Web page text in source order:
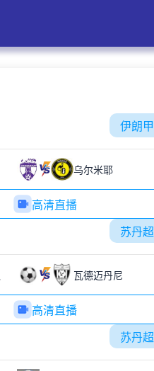
伊朗甲
乌尔米耶
高清直播
苏丹超
瓦德迈丹尼
高清直播
苏丹超